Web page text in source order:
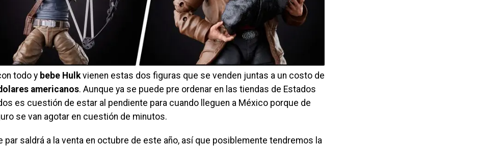
todo y bebe Hulk vienen estas dos figuras que se venden juntas a un costo de
americanos. Aunque ya se puede pre ordenar en las tiendas de Estados
es cuestión de estar al pendiente para cuando lleguen a México porque de
se van agotar en cuestión de minutos.
par saldrá a la venta en octubre de este año, así que posiblemente tendremos la